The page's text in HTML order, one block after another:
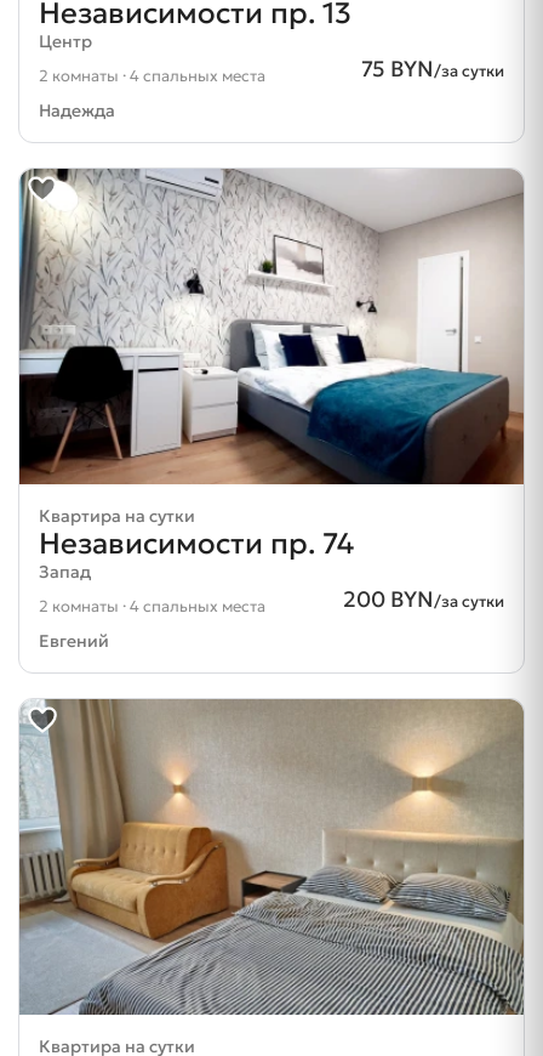
Независимости пр. 13
Центр
75 BYN/за сутки
2 комнаты · 4 спальных места
Надежда
Квартира на сутки
Независимости пр. 74
Запад
200 BYN/за сутки
2 комнаты · 4 спальных места
Евгений
Квартира на сутки